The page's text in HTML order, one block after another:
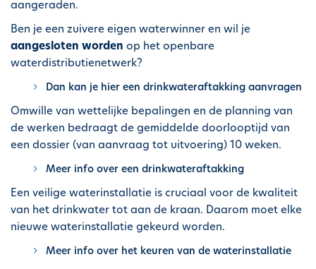
aangeraden.
Ben je een zuivere eigen waterwinner en wil je
aangesloten worden op het openbare
waterdistributienetwerk?
Dan kan je hier een drinkwateraftakking aanvragen
Omwille van wettelijke bepalingen en de planning van
de werken bedraagt de gemiddelde doorlooptijd van
een dossier (van aanvraag tot uitvoering) 10 weken.
Meer info over een drinkwateraftakking
Een veilige waterinstallatie is cruciaal voor de kwaliteit
van het drinkwater tot aan de kraan. Daarom moet elke
nieuwe waterinstallatie gekeurd worden.
Meer info over het keuren van de waterinstallatie